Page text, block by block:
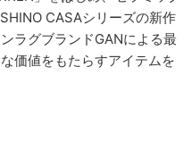
CASAシリーズの新作
ラグブランドGANによる最
価値をもたらすアイテムを